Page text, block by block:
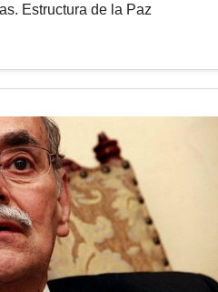
Estructura de la Paz